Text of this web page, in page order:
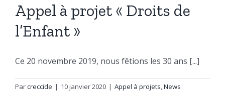
lundi
Appel à projet « Droits de
l’Enfant »
Ce 20 novembre 2019, nous fêtions les 30 ans [...]
Parcreccide | 10 janvier 2020 | Appel à projets,News